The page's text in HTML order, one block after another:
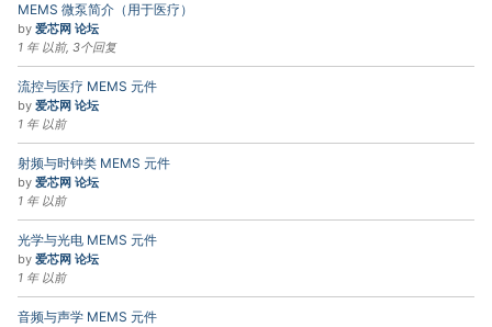
MEMS 微泵简介（用于医疗）
by 爱芯网 论坛
1 年 以前, 3个回复
流控与医疗 MEMS 元件
by 爱芯网 论坛
1 年 以前
射频与时钟类 MEMS 元件
by 爱芯网 论坛
1 年 以前
光学与光电 MEMS 元件
by 爱芯网 论坛
1 年 以前
音频与声学 MEMS 元件